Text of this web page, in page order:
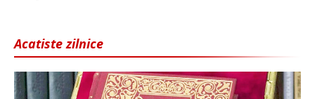
Acatiste zilnice